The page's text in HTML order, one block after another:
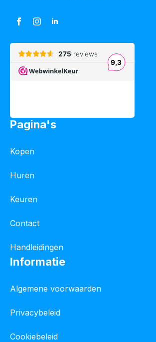
Pagina's
Kopen
Huren
Keuren
Contact
Handleidingen
Informatie
Algemene voorwaarden
Privacybeleid
Cookiebeleid